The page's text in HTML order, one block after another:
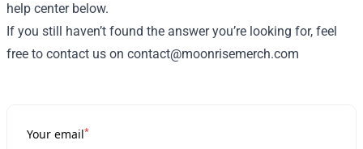
help center below.
If you still haven’t found the answer you’re looking for, feel
free to contact us on contact@moonrisemerch.com